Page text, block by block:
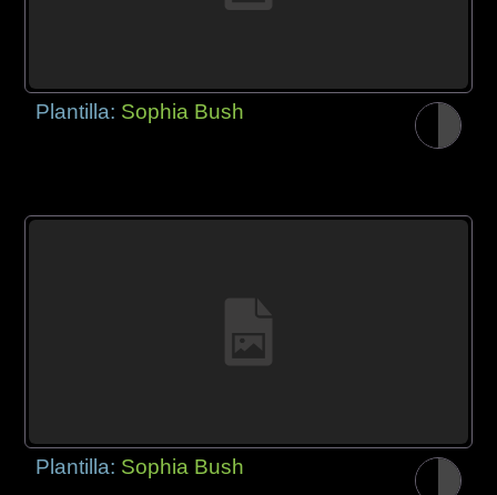
Plantilla: Sophia Bush
Plantilla: Sophia Bush